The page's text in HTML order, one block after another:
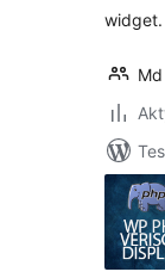
widget.